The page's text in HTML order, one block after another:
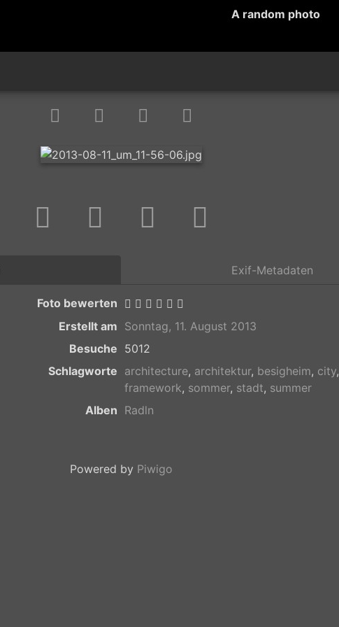
A random photo
Exif-Metadaten
Foto bewerten
Erstellt am Sonntag, 11. August 2013
Besuche 5012
Schlagworte architecture, architektur, besigheim, city,
framework, sommer, stadt, summer
Alben Radln
Powered by Piwigo